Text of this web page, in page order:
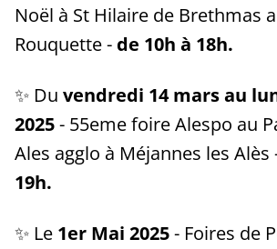
Noël à St Hilaire de Brethmas
Rouquette - de 10h à 18h.
✨ Du vendredi 14 mars au
2025- 55eme foire Alespo au
Ales agglo à Méjannes les Alès
19h.
✨ Le 1er Mai 2025- Foires de